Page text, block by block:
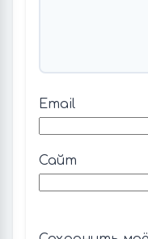
Email
Сайт